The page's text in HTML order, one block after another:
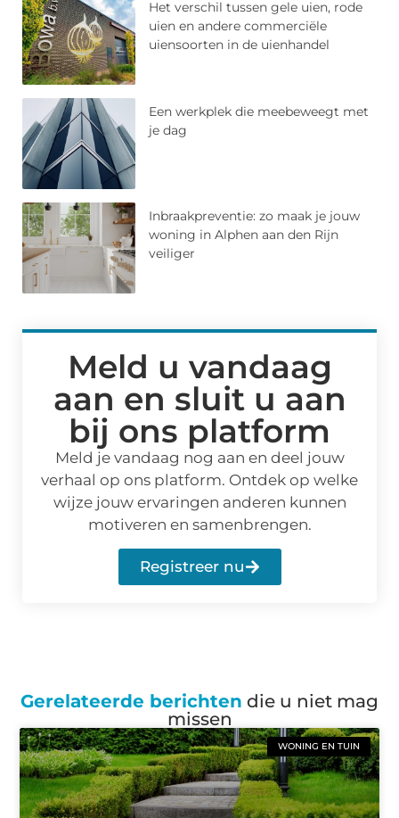
Het verschil tussen gele uien, rode
uien en andere commerciële
uiensoorten in de uienhandel
Een werkplek die meebeweegt met
je dag
Inbraakpreventie: zo maak je jouw
woning in Alphen aan den Rijn
veiliger
Meld u vandaag
aan en sluit u aan
bij ons platform
Meld je vandaag nog aan en deel jouw
verhaal op ons platform. Ontdek op welke
wijze jouw ervaringen anderen kunnen
motiveren en samenbrengen.
Registreer nu
Gerelateerde berichten die u niet mag
missen
WONING EN TUIN